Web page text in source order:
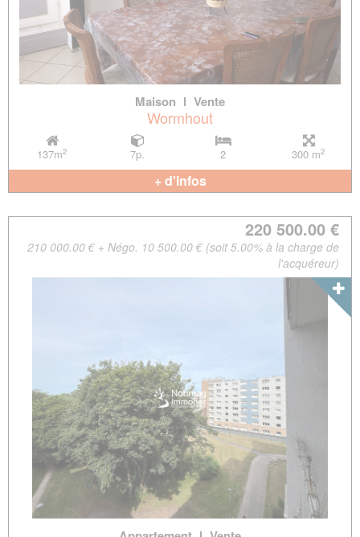
Maison l Vente
Wormhout
137m2 7p. 2 300 m2
+ d'infos
220 500.00 €
210 000.00 € + Négo. 10 500.00 € (soit 5.00% à la charge de
l'acquéreur)